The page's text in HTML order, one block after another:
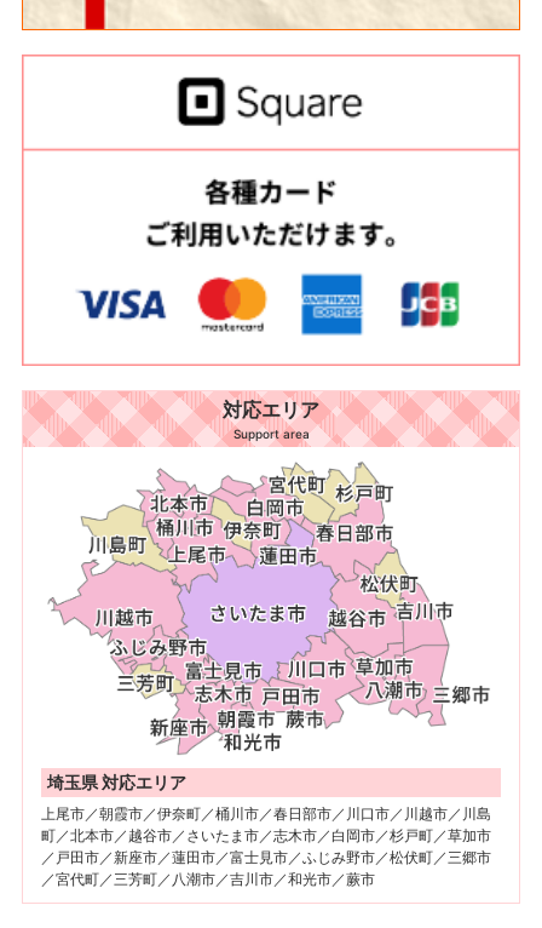
対応エリア
Support area
埼玉県 対応エリア
上尾市／朝霞市／伊奈町／桶川市／春日部市／川口市／川越市／川島
町／北本市／越谷市／さいたま市／志木市／白岡市／杉戸町／草加市
／戸田市／新座市／蓮田市／富士見市／ふじみ野市／松伏町／三郷市
／宮代町／三芳町／八潮市／吉川市／和光市／蕨市